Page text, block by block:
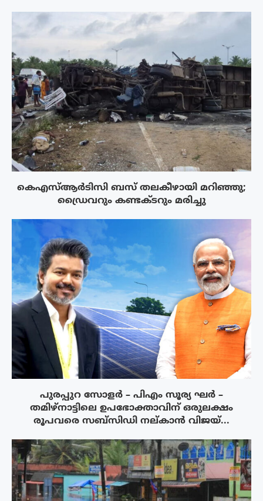
കെഎസ്ആർടിസി ബസ് തലകീഴായി മറിഞ്ഞു;
ഡ്രൈവറും കണ്ടക്ടറും മരിച്ചു
പുരപ്പുറ സോളർ – പിഎം സൂര്യ ഘർ –
തമിഴ്നാട്ടിലെ ഉപഭോക്താവിന് ഒരുലക്ഷം
രൂപവരെ സബ്സിഡി നല്കാൻ വിജയ്...